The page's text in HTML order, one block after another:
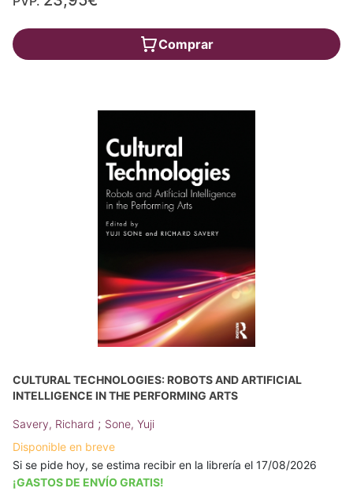
Comprar
CULTURAL TECHNOLOGIES: ROBOTS AND ARTIFICIAL
INTELLIGENCE IN THE PERFORMING ARTS
Savery, Richard ; Sone, Yuji
Disponible en breve
Si se pide hoy, se estima recibir en la librería el 17/08/2026
¡GASTOS DE ENVÍO GRATIS!